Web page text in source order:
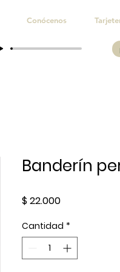
Conócenos
Banderín
$ 22.000Precio
Cantidad *